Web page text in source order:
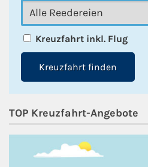
Kreuzfahrt inkl. Flug
Kreuzfahrt finden
TOP Kreuzfahrt-Angebote